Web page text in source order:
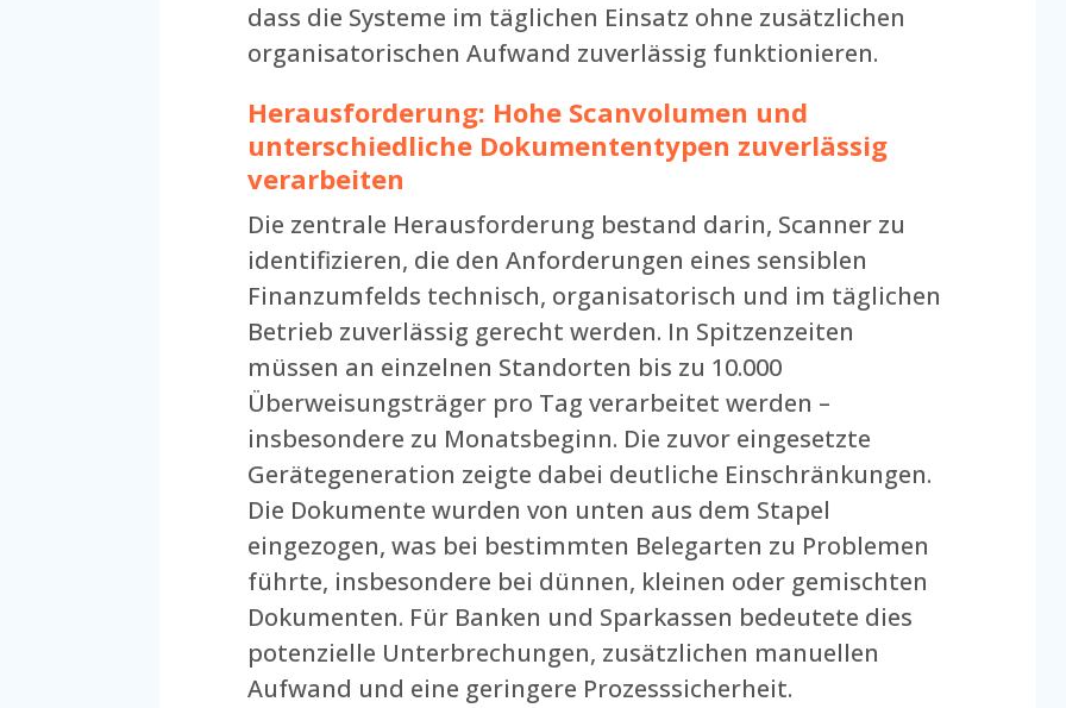
dass die Systeme im täglichen Einsatz ohne zusätzlichen
organisatorischen Aufwand zuverlässig funktionieren.
Herausforderung: Hohe Scanvolumen und
unterschiedliche Dokumententypen zuverlässig
verarbeiten
Die zentrale Herausforderung bestand darin, Scanner zu
identifizieren, die den Anforderungen eines sensiblen
Finanzumfelds technisch, organisatorisch und im täglichen
Betrieb zuverlässig gerecht werden. In Spitzenzeiten
müssen an einzelnen Standorten bis zu 10.000
Überweisungsträger pro Tag verarbeitet werden –
insbesondere zu Monatsbeginn. Die zuvor eingesetzte
Gerätegeneration zeigte dabei deutliche Einschränkungen.
Die Dokumente wurden von unten aus dem Stapel
eingezogen, was bei bestimmten Belegarten zu Problemen
führte, insbesondere bei dünnen, kleinen oder gemischten
Dokumenten. Für Banken und Sparkassen bedeutete dies
potenzielle Unterbrechungen, zusätzlichen manuellen
Aufwand und eine geringere Prozesssicherheit.